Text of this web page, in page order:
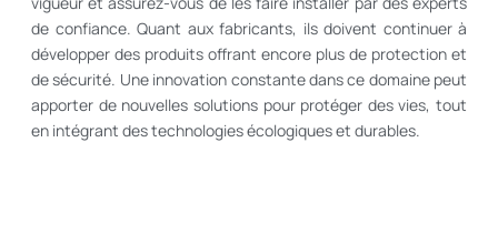
de confiance. Quant aux fabricants, ils doivent continuer à
développer des produits offrant encore plus de protection et
de sécurité. Une innovation constante dans ce domaine peut
apporter de nouvelles solutions pour protéger des vies, tout
en intégrant des technologies écologiques et durables.